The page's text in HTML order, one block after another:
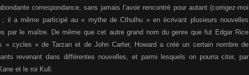
correspondance, sans jamais l’avoir rencontré pour autant (corrigez-moi
il a même participé au « mythe de Cthulhu » en écrivant plusieurs nouvelles
par le maître. De même que cet autre grand nom du genre que fut Edgar Rice
« cycles » de Tarzan et de John Carter, Howard a créé un certain nombre de
revenant dans différentes nouvelles, et parmi lesquels on pourra citer, par
et le roi Kull.